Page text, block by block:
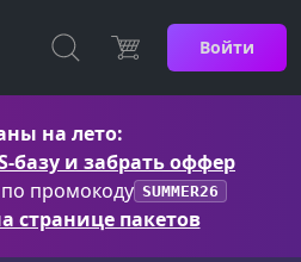
Войти
на лето:
базу и забрать оффер
по промокоду SUMMER26
странице пакетов